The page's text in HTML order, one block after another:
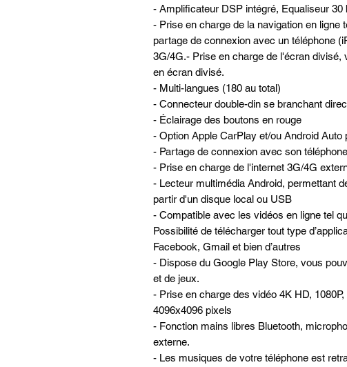
- Amplificateur DSP intégré, Equaliseur 30
- Prise en charge de la navigation en ligne
partage de connexion avec un téléphone
3G/4G.- Prise en charge de l'écran
en écran divisé.
- Multi-langues (180 au total)
- Connecteur double-din se branchant
- Éclairage des boutons en rouge
- Option Apple CarPlay et/ou Android Auto
- Partage de connexion avec son
- Prise en charge de l'internet 3G/4G
- Lecteur multimédia Android, permettant
partir d'un disque local ou USB
- Compatible avec les vidéos en ligne tel
Possibilité de télécharger tout type
Facebook, Gmail et bien d’autres
- Dispose du Google Play Store, vous
et de jeux.
- Prise en charge des vidéo 4K HD,
4096x4096 pixels
- Fonction mains libres Bluetooth,
externe.
- Les musiques de votre téléphone est